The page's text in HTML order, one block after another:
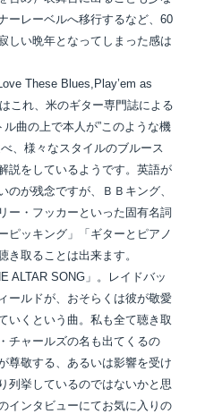
ーレーベルへ移行するなど、60
しい晩年となってしまった感は
These Blues,Play’em as
これ、米のギター専門誌による
ル曲の上で本人が”このような機
、様々なスタイルのブルース
説をしているようです。英語が
のが残念ですが、ＢＢキング、
ー・フッカーといった固有名詞
ピッキング」「ギターとピアノ
き取ることは出来ます。
ALTAR SONG」。レイドバッ
ールドが、おそらくは彼が敬愛
いくという曲。私も全て聴き取
チャールズの名も出てくるの
尊敬する、あるいは影響を受け
列挙しているのではないかと思
インタビューにてお気に入りの